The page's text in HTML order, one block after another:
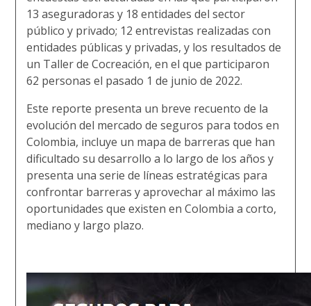
13 aseguradoras y 18 entidades del sector
público y privado; 12 entrevistas realizadas con
entidades públicas y privadas, y los resultados de
un Taller de Cocreación, en el que participaron
62 personas el pasado 1 de junio de 2022.
Este reporte presenta un breve recuento de la
evolución del mercado de seguros para todos en
Colombia, incluye un mapa de barreras que han
dificultado su desarrollo a lo largo de los años y
presenta una serie de líneas estratégicas para
confrontar barreras y aprovechar al máximo las
oportunidades que existen en Colombia a corto,
mediano y largo plazo.